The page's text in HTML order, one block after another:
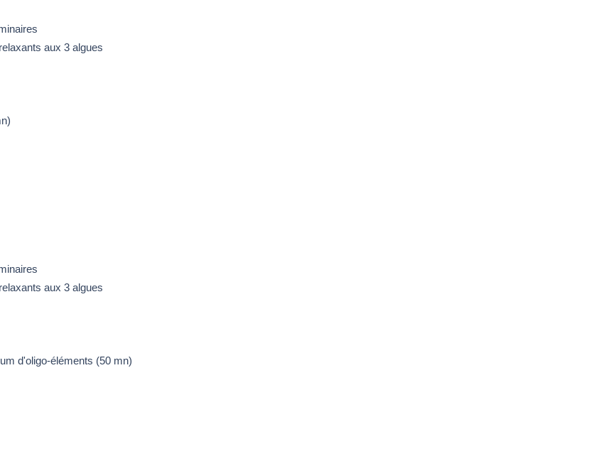
aux 3 algues
aux 3 algues
d'oligo-éléments (50 mn)